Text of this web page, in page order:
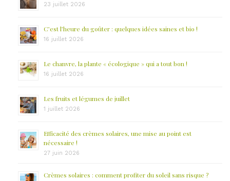
23 juillet 2026
C’est l’heure du goûter : quelques idées saines et bio !
16 juillet 2026
Le chanvre, la plante « écologique » qui a tout bon !
16 juillet 2026
Les fruits et légumes de juillet
1 juillet 2026
Efficacité des crèmes solaires, une mise au point est
nécessaire !
27 juin 2026
Crèmes solaires : comment profiter du soleil sans risque ?